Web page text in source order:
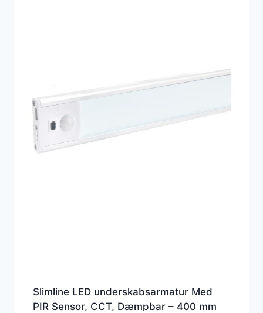
Slimline LED underskabsarmatur Med
PIR Sensor, CCT, Dæmpbar – 400 mm